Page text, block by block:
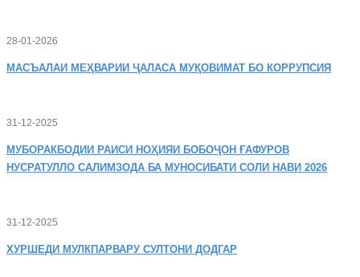
28-01-2026
МАСЪАЛАИ МЕҲВАРИИ ҶАЛАСА МУҚОВИМАТ БО КОРРУПСИЯ
31-12-2025
МУБОРАКБОДИИ РАИСИ НОҲИЯИ БОБОҶОН ҒАФУРОВ
НУСРАТУЛЛО САЛИМЗОДА БА МУНОСИБАТИ СОЛИ НАВИ 2026
31-12-2025
ХУРШЕДИ МУЛКПАРВАРУ СУЛТОНИ ДОДГАР